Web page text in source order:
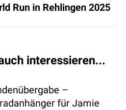
Nächster
Run in Rehlingen 2025
interessieren...
–
für Jamie